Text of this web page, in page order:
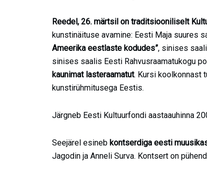
Reedel, 26. märtsil on traditsiooniliselt
kunstinäituse avamine: Eesti Maja suures
Ameerika eestlaste kodudes”, sinises
sinises saalis Eesti Rahvusraamatukogu
kaunimat lasteraamatut. Kursi koolkonnast
kunstirühmitusega Eestis.
Järgneb Eesti Kultuurfondi aastaauhinna
Seejärel esineb kontserdiga eesti
Jagodin ja Anneli Surva. Kontsert on